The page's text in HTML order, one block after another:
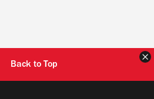
Back to Top